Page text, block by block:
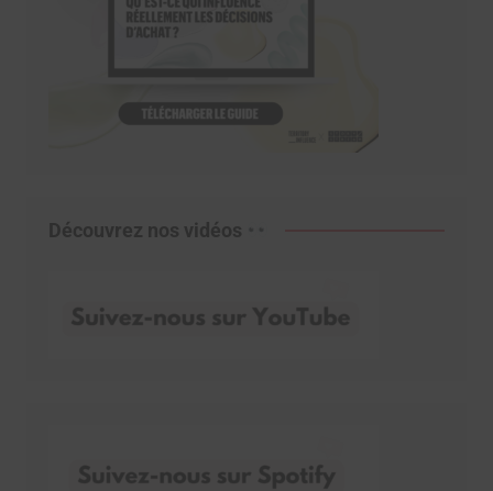
Découvrez nos vidéos